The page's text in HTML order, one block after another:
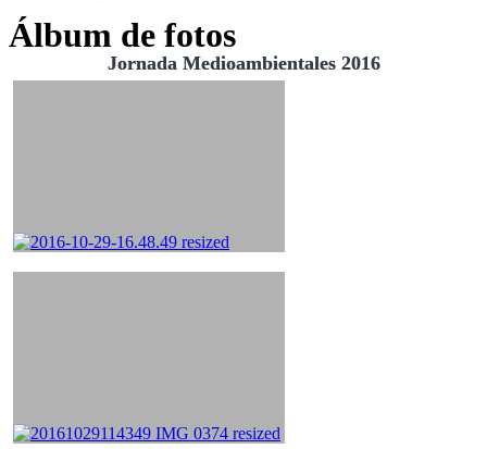
Álbum de fotos
Jornada Medioambientales 2016